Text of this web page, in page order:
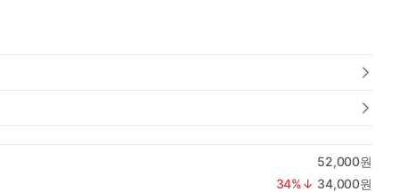
52,000원
34%↓ 34,000원